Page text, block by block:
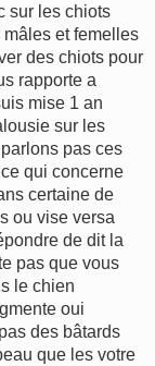
sur les chiots
et femelles
des chiots pour
rapporte a
mise 1 an
sur les
pas ces
qui concerne
certaine de
ou vise versa
de dit la
pas que vous
le chien
oui
des bâtards
que les votre